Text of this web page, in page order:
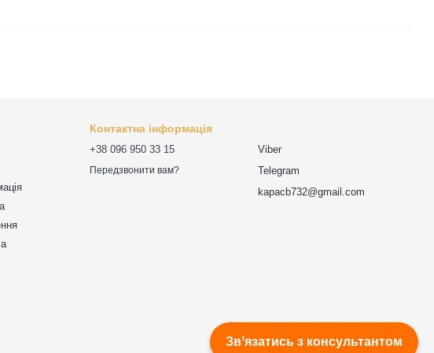
Контактна інформація
+38 096 950 33 15
Передзвонити вам?
Viber
Telegram
kapacb732@gmail.com
Звʼязатись з консультантом